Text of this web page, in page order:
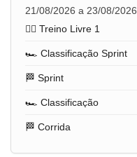
21/08/2026 a 23/08/2026
🏋️‍♂️ Treino Livre 1
🏎️ Classificação Sprint
🏁 Sprint
🏎️ Classificação
🏁 Corrida